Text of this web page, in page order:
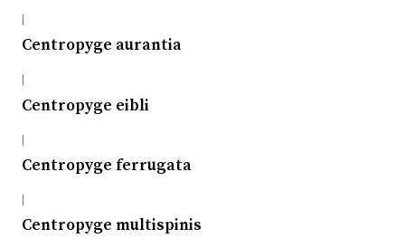
|
Centropyge aurantia
|
Centropyge eibli
|
Centropyge ferrugata
|
Centropyge multispinis